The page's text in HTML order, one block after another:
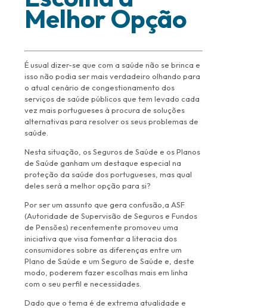
Melhor Opção
É usual dizer-se que com a saúde não se brinca e
isso não podia ser mais verdadeiro olhando para
o atual cenário de congestionamento dos
serviços de saúde públicos que tem levado cada
vez mais portugueses à procura de soluções
alternativas para resolver os seus problemas de
saúde.
Nesta situação, os Seguros de Saúde e os Planos
de Saúde ganham um destaque especial na
proteção da saúde dos portugueses, mas qual
deles será a melhor opção para si?
Por ser um assunto que gera confusão,a ASF
(Autoridade de Supervisão de Seguros e Fundos
de Pensões) recentemente promoveu uma
iniciativa que visa fomentar a literacia dos
consumidores sobre as diferenças entre um
Plano de Saúde e um Seguro de Saúde e, deste
modo, poderem fazer escolhas mais em linha
com o seu perfil e necessidades.
Dado que o tema é de extrema atualidade e